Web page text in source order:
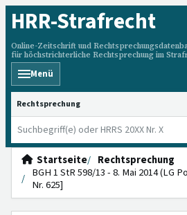
HRR-Strafrecht
Online-Zeitschrift und
für höchstrichterliche Rechtsprechung im
Menü
HRRS durchsuchen
Startseite
Rechtsprechung
BGH 1 StR 598/13 - 8. Mai 2014 (LG
Nr. 625]